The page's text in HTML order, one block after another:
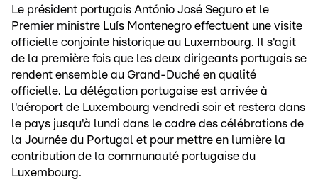
Le président portugais António José Seguro et le
Premier ministre Luís Montenegro effectuent une visite
officielle conjointe historique au Luxembourg. Il s'agit
de la première fois que les deux dirigeants portugais se
rendent ensemble au Grand-Duché en qualité
officielle. La délégation portugaise est arrivée à
l'aéroport de Luxembourg vendredi soir et restera dans
le pays jusqu'à lundi dans le cadre des célébrations de
la Journée du Portugal et pour mettre en lumière la
contribution de la communauté portugaise du
Luxembourg.